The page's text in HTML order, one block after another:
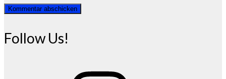
Follow Us!